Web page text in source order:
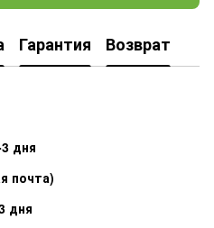
Гарантия
Возврат
дня
почта)
дня